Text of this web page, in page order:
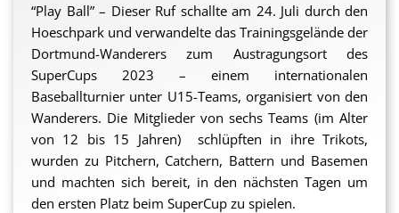
“Play Ball” – Dieser Ruf schallte am 24. Juli durch den
Hoeschpark und verwandelte das Trainingsgelände der
Dortmund-Wanderers zum Austragungsort des
SuperCups 2023 – einem internationalen
Baseballturnier unter U15-Teams, organisiert von den
Wanderers. Die Mitglieder von sechs Teams (im Alter
von 12 bis 15 Jahren) schlüpften in ihre Trikots,
wurden zu Pitchern, Catchern, Battern und Basemen
und machten sich bereit, in den nächsten Tagen um
den ersten Platz beim SuperCup zu spielen.